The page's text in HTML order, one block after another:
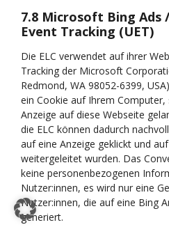
7.8 Microsoft Bing Ads
Event Tracking (UET)
Die ELC verwendet auf ihrer
Tracking der Microsoft
Redmond, WA 98052-6399,
ein Cookie auf Ihrem Computer,
Anzeige auf diese Webseite
die ELC können dadurch
auf eine Anzeige geklickt und
weitergeleitet wurden. Das
keine personenbezogenen
Nutzer:innen, es wird nur eine
Nutzer:innen, die auf eine Bing
generiert.